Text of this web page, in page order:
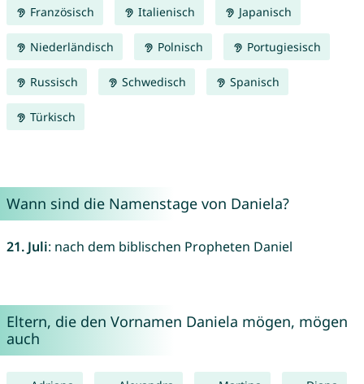
Französisch Italienisch Japanisch
Niederländisch Polnisch Portugiesisch
Russisch Schwedisch Spanisch
Türkisch
Wann sind die Namenstage von Daniela?
21. Juli: nach dem biblischen Propheten Daniel
Eltern, die den Vornamen Daniela mögen, mögen
auch